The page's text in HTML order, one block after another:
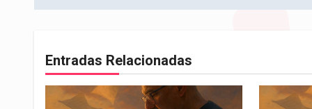
entradas
Entradas Relacionadas